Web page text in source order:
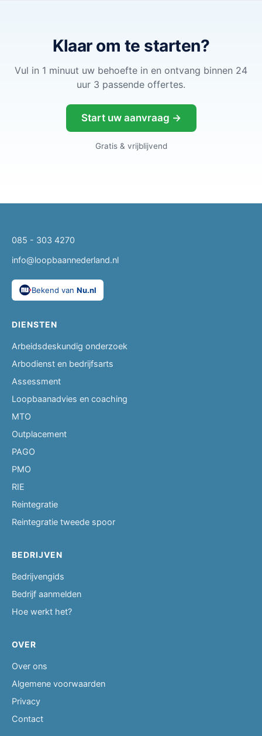
Klaar om te starten?
Vul in 1 minuut uw behoefte in en ontvang binnen 24
uur 3 passende offertes.
Start uw aanvraag →
Gratis & vrijblijvend
085 - 303 4270
info@loopbaannederland.nl
Bekend van Nu.nl
DIENSTEN
Arbeidsdeskundig onderzoek
Arbodienst en bedrijfsarts
Assessment
Loopbaanadvies en coaching
MTO
Outplacement
PAGO
PMO
RIE
Reintegratie
Reintegratie tweede spoor
BEDRIJVEN
Bedrijvengids
Bedrijf aanmelden
Hoe werkt het?
OVER
Over ons
Algemene voorwaarden
Privacy
Contact